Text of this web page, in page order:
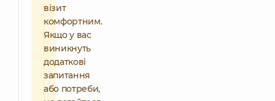
візит
комфортним.
Якщо у вас
виникнуть
додаткові
запитання
або потреби,